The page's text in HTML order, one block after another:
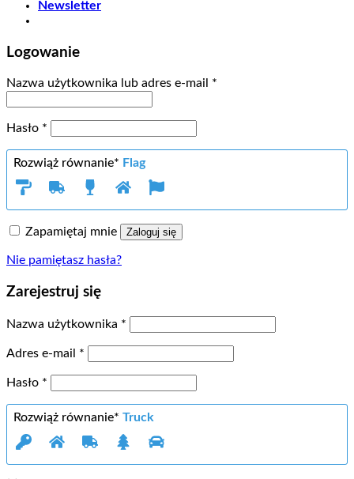
Newsletter
Logowanie
Nazwa użytkownika lub adres e-mail *
Hasło *
Rozwiąż równanie* Flag
Zapamiętaj mnie Zaloguj się
Nie pamiętasz hasła?
Zarejestruj się
Nazwa użytkownika *
Adres e-mail *
Hasło *
Rozwiąż równanie* Truck